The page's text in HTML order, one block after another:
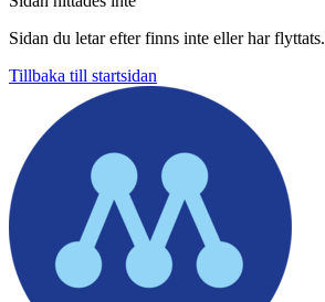
Sidan du letar efter finns inte eller har flyttats.
Tillbaka till startsidan